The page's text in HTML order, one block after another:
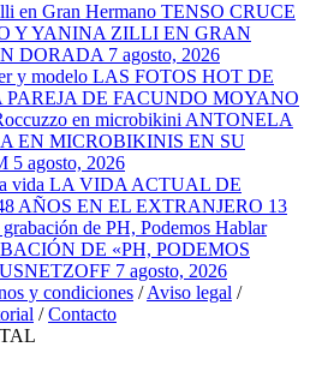
TENSO CRUCE
Y YANINA ZILLI EN GRAN
DORADA 7 agosto, 2026
LAS FOTOS HOT DE
DE FACUNDO MOYANO
ANTONELA
EN MICROBIKINIS EN SU
5 agosto, 2026
LA VIDA ACTUAL DE
AÑOS EN EL EXTRANJERO 13
DE «PH, PODEMOS
7 agosto, 2026
y condiciones / Aviso legal /
/ Contacto